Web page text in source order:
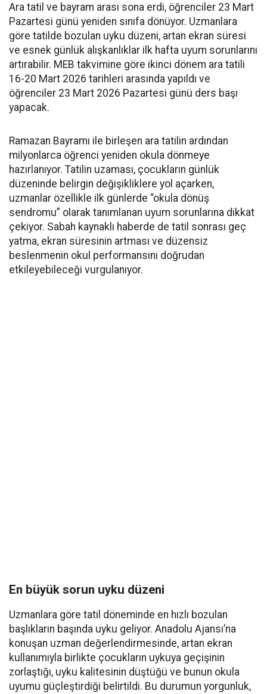
Ara tatil ve bayram arası sona erdi, öğrenciler 23 Mart
Pazartesi günü yeniden sınıfa dönüyor. Uzmanlara
göre tatilde bozulan uyku düzeni, artan ekran süresi
ve esnek günlük alışkanlıklar ilk hafta uyum sorunlarını
artırabilir. MEB takvimine göre ikinci dönem ara tatili
16-20 Mart 2026 tarihleri arasında yapıldı ve
öğrenciler 23 Mart 2026 Pazartesi günü ders başı
yapacak.
Ramazan Bayramı ile birleşen ara tatilin ardından
milyonlarca öğrenci yeniden okula dönmeye
hazırlanıyor. Tatilin uzaması, çocukların günlük
düzeninde belirgin değişikliklere yol açarken,
uzmanlar özellikle ilk günlerde “okula dönüş
sendromu” olarak tanımlanan uyum sorunlarına dikkat
çekiyor. Sabah kaynaklı haberde de tatil sonrası geç
yatma, ekran süresinin artması ve düzensiz
beslenmenin okul performansını doğrudan
etkileyebileceği vurgulanıyor.
En büyük sorun uyku düzeni
Uzmanlara göre tatil döneminde en hızlı bozulan
başlıkların başında uyku geliyor. Anadolu Ajansı’na
konuşan uzman değerlendirmesinde, artan ekran
kullanımıyla birlikte çocukların uykuya geçişinin
zorlaştığı, uyku kalitesinin düştüğü ve bunun okula
uyumu güçleştirdiği belirtildi. Bu durumun yorgunluk,